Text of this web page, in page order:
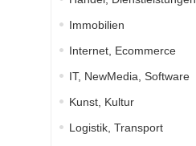
Immobilien
Internet, Ecommerce
IT, NewMedia, Software
Kunst, Kultur
Logistik, Transport